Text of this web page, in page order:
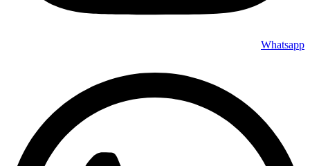
Whatsapp